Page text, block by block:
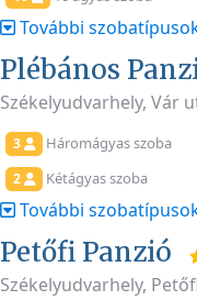
További
Plébános
Székelyudvarhely, Vár
3 Háromágyas szoba
2 Kétágyas szoba
További
Petőfi Panzió
Székelyudvarhely,